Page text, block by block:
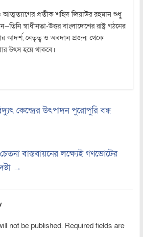
আত্মত্যাগের প্রতীক শহিদ জিয়াউর রহমান শুধু
স্বাধীনতা-উত্তর বাংলাদেশের রাষ্ট্র গঠনের
আদর্শ, নেতৃত্ব ও অবদান প্রজন্ম থেকে
উৎস হয়ে থাকবে।
কেন্দ্রের উৎপাদন পুরোপুরি বন্ধ
বাস্তবায়নের লক্ষ্যেই গণভোটের
→
not be published. Required fields are